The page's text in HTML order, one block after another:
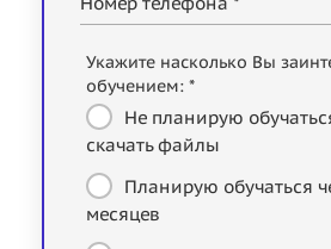
Укажите насколько Вы
обучением: *
Не планирую
скачать файлы
Планирую обучаться
месяцев